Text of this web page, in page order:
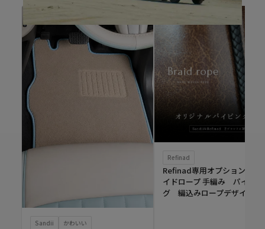
Sandii かわいい
Refinad
Refinad専用オプション ブ
イドロープ 手編み パイピン
グ 編込みロープデザイン